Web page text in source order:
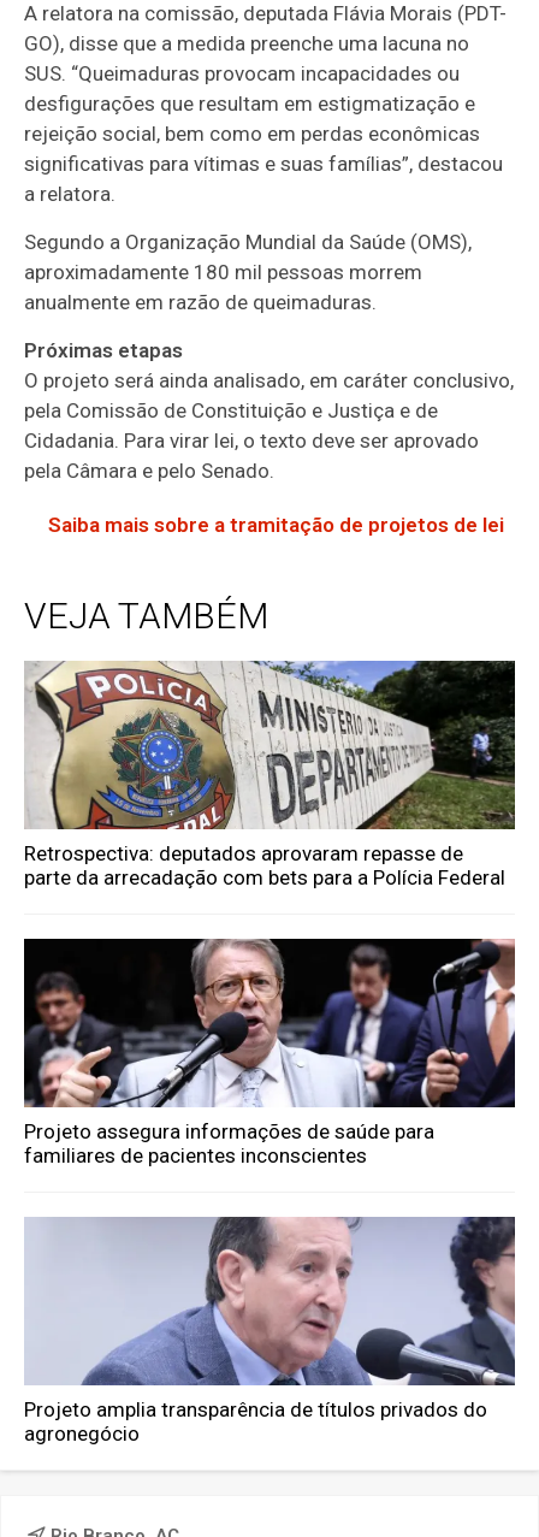
A relatora na comissão, deputada Flávia Morais (PDT-
GO), disse que a medida preenche uma lacuna no
SUS. “Queimaduras provocam incapacidades ou
desfigurações que resultam em estigmatização e
rejeição social, bem como em perdas econômicas
significativas para vítimas e suas famílias”, destacou
a relatora.
Segundo a Organização Mundial da Saúde (OMS),
aproximadamente 180 mil pessoas morrem
anualmente em razão de queimaduras.
Próximas etapas
O projeto será ainda analisado, em caráter conclusivo,
pela Comissão de Constituição e Justiça e de
Cidadania. Para virar lei, o texto deve ser aprovado
pela Câmara e pelo Senado.
Saiba mais sobre a tramitação de projetos de lei
VEJA TAMBÉM
Retrospectiva: deputados aprovaram repasse de
parte da arrecadação com bets para a Polícia Federal
Projeto assegura informações de saúde para
familiares de pacientes inconscientes
Projeto amplia transparência de títulos privados do
agronegócio